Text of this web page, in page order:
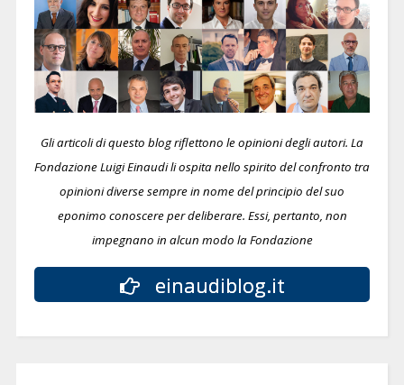
Gli articoli di questo blog riflettono le opinioni degli autori. La
Fondazione Luigi Einaudi li ospita nello spirito del confronto tra
opinioni diverse sempre in nome del principio del suo
eponimo conoscere per deliberare. Essi, pertanto, non
impegnano in alcun modo la Fondazione
einaudiblog.it